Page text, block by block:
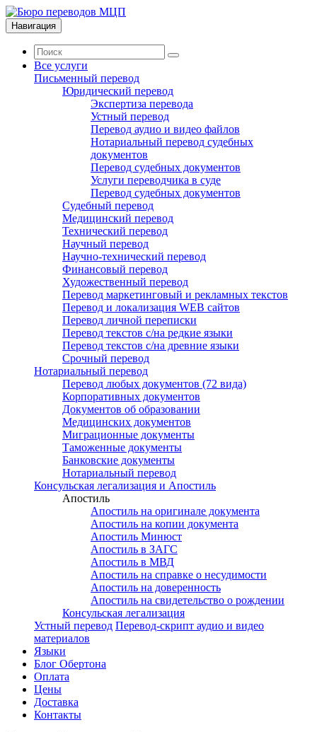
Навигация
Все услуги
Письменный перевод
Юридический перевод
Экспертиза перевода
Устный перевод
Перевод аудио и видео файлов
Нотариальный перевод судебных
документов
Перевод судебных документов
Услуги переводчика в суде
Перевод судебных документов
Судебный перевод
Медицинский перевод
Технический перевод
Научный перевод
Научно-технический перевод
Финансовый перевод
Художественный перевод
Перевод маркетинговый и рекламных текстов
Перевод и локализация WEB сайтов
Перевод личной переписки
Перевод текстов с/на редкие языки
Перевод текстов с/на древние языки
Срочный перевод
Нотариальный перевод
Перевод любых документов (72 вида)
Корпоративных документов
Документов об образовании
Медицинских документов
Миграционные документы
Таможенные документы
Банковские документы
Нотариальный перевод
Консульская легализация и Апостиль
Апостиль
Апостиль на оригинале документа
Апостиль на копии документа
Апостиль Минюст
Апостиль в ЗАГС
Апостиль в МВД
Апостиль на справке о несудимости
Апостиль на доверенность
Апостиль на свидетельство о рождении
Консульская легализация
Устный перевод Перевод-скрипт аудио и видео
материалов
Языки
Блог Обертона
Оплата
Цены
Доставка
Контакты